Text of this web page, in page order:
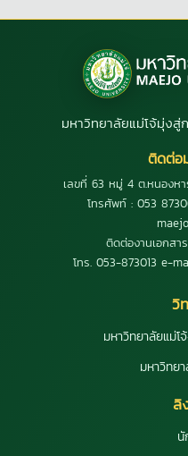
มหาวิทยาลัยแม่โจ้มุ่งสู่
ติดต่อ
เลขที่ 63 หมู่ 4 ต.หนองห
โทรศัพท์ : 053
ติดต่องานเอกสา
โทร. 053-873013 e-
วิ
มหาวิทยาลัยแม่
มหาวิทย
ลิ